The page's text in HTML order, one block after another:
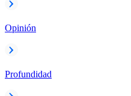
Opinión
Profundidad